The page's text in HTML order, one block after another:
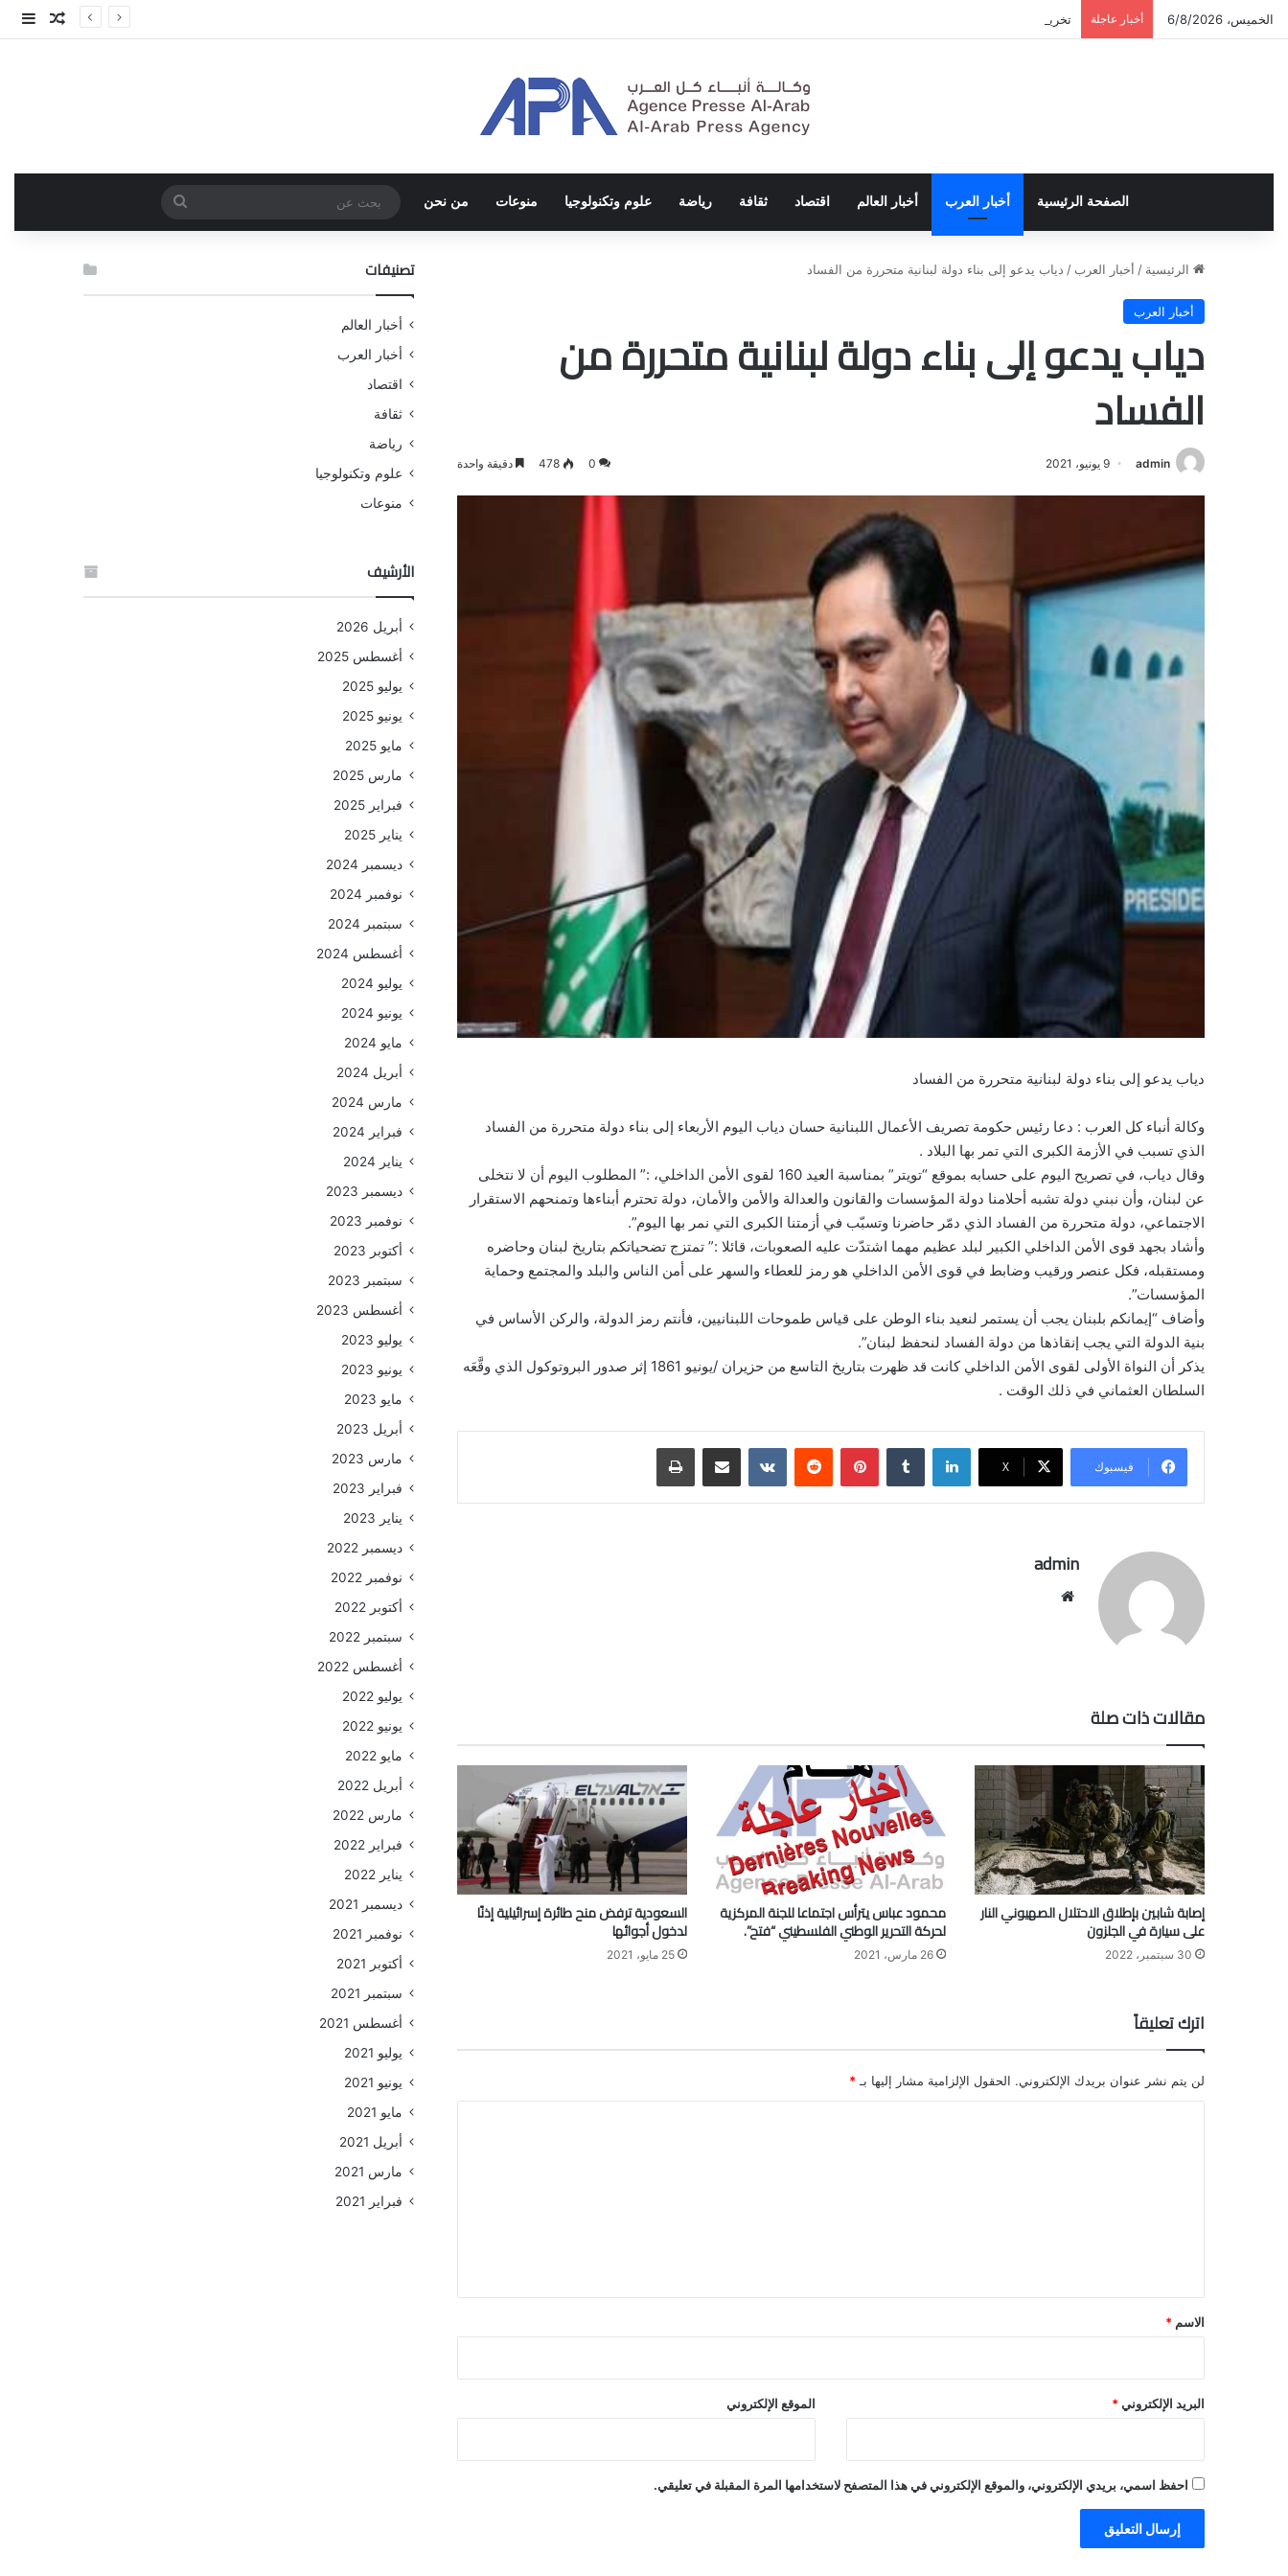
الخميس، 6/8/2026 أخبار عاجلة تخريج دورة إعداد قيادات أكاديمية لمناهضة الاحتلال والفصل العنصري مقال
الصفحة الرئيسية أخبار العرب أخبار العالم اقتصاد ثقافة رياضة علوم وتكنولوجيا منوعات من نحن
بحث
عن
الرئيسية / أخبار العرب / دياب يدعو إلى بناء دولة لبنانية متحررة من الفساد
أخبار العرب
دياب يدعو إلى بناء دولة لبنانية متحررة من
الفساد
admin 9 يونيو، 2021 0
478 دقيقة واحدة
دياب يدعو إلى بناء دولة لبنانية متحررة من الفساد
وكالة أنباء كل العرب : دعا رئيس حكومة تصريف الأعمال اللبنانية حسان دياب اليوم الأربعاء إلى بناء دولة متحررة من الفساد
الذي تسبب في الأزمة الكبرى التي تمر بها البلاد .
وقال دياب، في تصريح اليوم على حسابه بموقع “تويتر” بمناسبة العيد 160 لقوى الأمن الداخلي، :” المطلوب اليوم أن لا نتخلى
عن لبنان، وأن نبني دولة تشبه أحلامنا دولة المؤسسات والقانون والعدالة والأمن والأمان، دولة تحترم أبناءها وتمنحهم الاستقرار
الاجتماعي، دولة متحررة من الفساد الذي دمّر حاضرنا وتسبّب في أزمتنا الكبرى التي نمر بها اليوم”.
وأشاد بجهد قوى الأمن الداخلي الكبير لبلد عظيم مهما اشتدّت عليه الصعوبات، قائلا :” تمتزج تضحياتكم بتاريخ لبنان وحاضره
ومستقبله، فكل عنصر ورقيب وضابط في قوى الأمن الداخلي هو رمز للعطاء والسهر على أمن الناس والبلد والمجتمع وحماية
المؤسسات”.
وأضاف “إيمانكم بلبنان يجب أن يستمر لنعيد بناء الوطن على قياس طموحات اللبنانيين، فأنتم رمز الدولة، والركن الأساس في
بنية الدولة التي يجب إنقاذها من دولة الفساد لنحفظ لبنان”.
يذكر أن النواة الأولى لقوى الأمن الداخلي كانت قد ظهرت بتاريخ التاسع من حزيران /يونيو 1861 إثر صدور البروتوكول الذي وقَّعَه
السلطان العثماني في ذلك الوقت .
فيسبوك ‫X
لينكدإن بينتيريست مشاركة عبر البريد طباعة
admin
مقالات ذات صلة
إصابة شابين بإطلاق الاحتلال الصهيوني النار
على سيارة في الجلزون
30 سبتمبر، 2022
محمود عباس يترأس اجتماعا للجنة المركزية
لحركة التحرير الوطني الفلسطيني “فتح”.
26 مارس، 2021
السعودية ترفض منح طائرة إسرائيلية إذنًا
لدخول أجوائها
25 مايو، 2021
اترك تعليقاً
لن يتم نشر عنوان بريدك الإلكتروني. الحقول الإلزامية مشار إليها بـ *
*
الاسم *
البريد الإلكتروني * الموقع الإلكتروني
احفظ اسمي، بريدي الإلكتروني، والموقع الإلكتروني في هذا المتصفح لاستخدامها المرة المقبلة في تعليقي.
تصنيفات
أخبار العالم
أخبار العرب
اقتصاد
ثقافة
رياضة
علوم وتكنولوجيا
منوعات
الأرشيف
أبريل 2026
أغسطس 2025
يوليو 2025
يونيو 2025
مايو 2025
مارس 2025
فبراير 2025
يناير 2025
ديسمبر 2024
نوفمبر 2024
سبتمبر 2024
أغسطس 2024
يوليو 2024
يونيو 2024
مايو 2024
أبريل 2024
مارس 2024
فبراير 2024
يناير 2024
ديسمبر 2023
نوفمبر 2023
أكتوبر 2023
سبتمبر 2023
أغسطس 2023
يوليو 2023
يونيو 2023
مايو 2023
أبريل 2023
مارس 2023
فبراير 2023
يناير 2023
ديسمبر 2022
نوفمبر 2022
أكتوبر 2022
سبتمبر 2022
أغسطس 2022
يوليو 2022
يونيو 2022
مايو 2022
أبريل 2022
مارس 2022
فبراير 2022
يناير 2022
ديسمبر 2021
نوفمبر 2021
أكتوبر 2021
سبتمبر 2021
أغسطس 2021
يوليو 2021
يونيو 2021
مايو 2021
أبريل 2021
مارس 2021
فبراير 2021